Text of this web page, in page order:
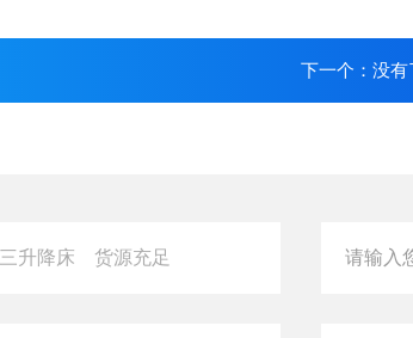
下一个：没有